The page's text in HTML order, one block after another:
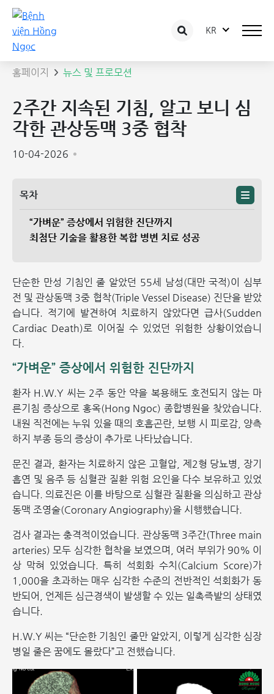
KR
뉴스 상세보기
홈페이지 뉴스 및 프로모션
2주간 지속된 기침, 알고 보니 심
각한 관상동맥 3중 협착
10-04-2026
목차
“가벼운” 증상에서 위험한 진단까지
최첨단 기술을 활용한 복합 병변 치료 성공
단순한 만성 기침인 줄 알았던 55세 남성(대만 국적)이 심부
전 및 관상동맥 3중 협착(Triple Vessel Disease) 진단을 받았
습니다. 적기에 발견하여 치료하지 않았다면 급사(Sudden
Cardiac Death)로 이어질 수 있었던 위험한 상황이었습니
다.
“가벼운” 증상에서 위험한 진단까지
환자 H.W.Y 씨는 2주 동안 약을 복용해도 호전되지 않는 마
른기침 증상으로 홍옥(Hong Ngoc) 종합병원을 찾았습니다.
내원 직전에는 누워 있을 때의 호흡곤란, 보행 시 피로감, 양측
하지 부종 등의 증상이 추가로 나타났습니다.
문진 결과, 환자는 치료하지 않은 고혈압, 제2형 당뇨병, 장기
흡연 및 음주 등 심혈관 질환 위험 요인을 다수 보유하고 있었
습니다. 의료진은 이를 바탕으로 심혈관 질환을 의심하고 관상
동맥 조영술(Coronary Angiography)을 시행했습니다.
검사 결과는 충격적이었습니다. 관상동맥 3주간(Three main
arteries) 모두 심각한 협착을 보였으며, 여러 부위가 90% 이
상 막혀 있었습니다. 특히 석회화 수치(Calcium Score)가
1,000을 초과하는 매우 심각한 수준의 전반적인 석회화가 동
반되어, 언제든 심근경색이 발생할 수 있는 일촉즉발의 상태였
습니다.
H.W.Y 씨는 “단순한 기침인 줄만 알았지, 이렇게 심각한 심장
병일 줄은 꿈에도 몰랐다”고 전했습니다.